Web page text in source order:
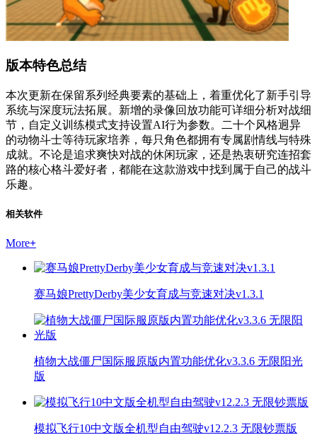
版本特色总结
本次更新在保留系列经典要素的基础上，着重优化了新手引导
系统与深度玩法拓展。新增的录像回放功能可详细分析对战细
节，自定义训练模式支持设置AI行为参数。二十个风格迥异
的动物斗士等待玩家培养，每只角色都拥有专属剧情线与特殊
成就。不论是追求爽快对战的休闲玩家，还是热衷研究连招套
路的核心格斗爱好者，都能在这款游戏中找到属于自己的战斗
乐趣。
相关软件
More+
赛马娘PrettyDerby美少女育成与竞速对决v1.3.1
植物大战僵尸国际服原版内置功能优化v3.3.6 无限阳光
版
模拟飞行10中文版全机型自由驾驶v12.2.3 无限钞票版